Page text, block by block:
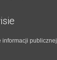
informacji publicznej